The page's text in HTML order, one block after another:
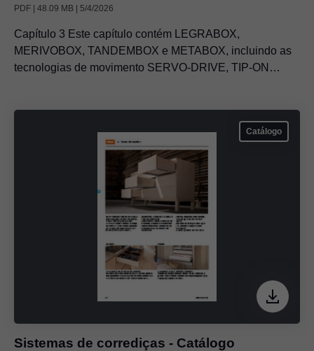
PDF | 48.09 MB | 5/4/2026
Capítulo 3 Este capítulo contém LEGRABOX,
MERIVOBOX, TANDEMBOX e METABOX, incluindo as
tecnologias de movimento SERVO-DRIVE, TIP-ON
Catálogo
Sistemas de corrediças - Catálogo